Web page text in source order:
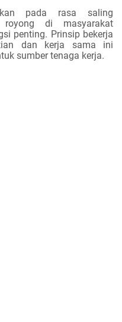
pada rasa saling
di masyarakat
penting. Prinsip bekerja
dan kerja sama ini
sumber tenaga kerja.